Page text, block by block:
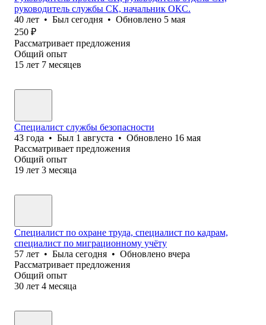
руководитель службы СК, начальник ОКС.
40 лет • Был сегодня • Обновлено 5 мая
250 ₽
Рассматривает предложения
Общий опыт
15 лет 7 месяцев
Специалист службы безопасности
43 года • Был 1 августа • Обновлено 16 мая
Рассматривает предложения
Общий опыт
19 лет 3 месяца
Специалист по охране труда, специалист по кадрам,
специалист по миграционному учёту
57 лет • Была сегодня • Обновлено вчера
Рассматривает предложения
Общий опыт
30 лет 4 месяца